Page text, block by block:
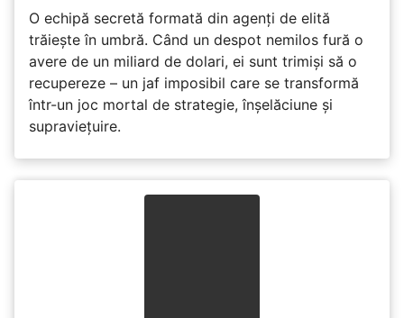
O echipă secretă formată din agenți de elită
trăiește în umbră. Când un despot nemilos fură o
avere de un miliard de dolari, ei sunt trimiși să o
recupereze – un jaf imposibil care se transformă
într-un joc mortal de strategie, înșelăciune și
supraviețuire.